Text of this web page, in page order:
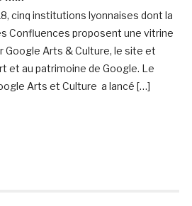
cinq institutions lyonnaises dont la
Confluences proposent une vitrine
Google Arts & Culture, le site et
et au patrimoine de Google. Le
Arts et Culture a lancé […]